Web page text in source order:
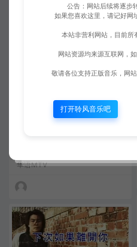
华语MTV
公告：网站后续将逐步
如果您喜欢这里，请记好
本站非营利网站，目前所
网站资源均来源互联网，
敬请各位支持正版音乐，网
打开聆风音乐吧